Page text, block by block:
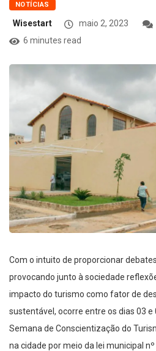
NOTÍCIAS
Wisestart maio 2, 2023
6 minutes read
Com o intuito de proporcionar
provocando junto à sociedade
impacto do turismo como fator de
sustentável, ocorre entre os dias 03 e
Semana de Conscientização do
na cidade por meio da lei municipal